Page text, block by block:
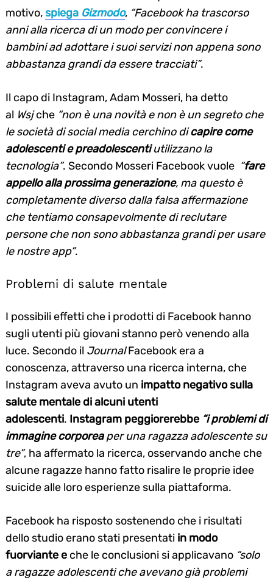
motivo,spiega Gizmodo, “Facebook ha trascorso
anni alla ricerca di un modo per convincere i
bambini ad adottare i suoi servizi non appena sono
abbastanza grandi da essere tracciati”.
Il capo di Instagram, Adam Mosseri, ha detto
al Wsjche “non è una novità e non è un segreto che
le società di social media cerchino dicapire come
adolescenti e preadolescentiutilizzano la
tecnologia”. Secondo Mosseri Facebook vuole “fare
appello alla prossima generazione, ma questo è
completamente diverso dalla falsa affermazione
che tentiamo consapevolmente di reclutare
persone che non sono abbastanza grandi per usare
le nostre app”.
Problemi di salute mentale
I possibili effetti che i prodotti di Facebook hanno
sugli utenti più giovani stanno però venendo alla
luce. Secondo il JournalFacebook era a
conoscenza, attraverso una ricerca interna, che
Instagram aveva avuto un impatto negativo sulla
salute mentale di alcuni utenti
adolescenti. Instagram peggiorerebbe “i problemi di
immagine corporeaper una ragazza adolescente su
tre”, ha affermato la ricerca, osservando anche che
alcune ragazze hanno fatto risalire le proprie idee
suicide alle loro esperienze sulla piattaforma.
Facebook ha risposto sostenendo che i risultati
dello studio erano stati presentati in modo
fuorviante e che le conclusioni si applicavano “solo
a ragazze adolescenti che avevano già problemi
Search
for: